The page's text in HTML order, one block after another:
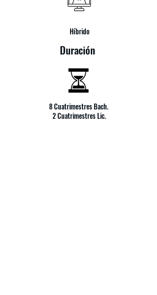
Híbrido
Duración
8 Cuatrimestres Bach.
2 Cuatrimestres Lic.